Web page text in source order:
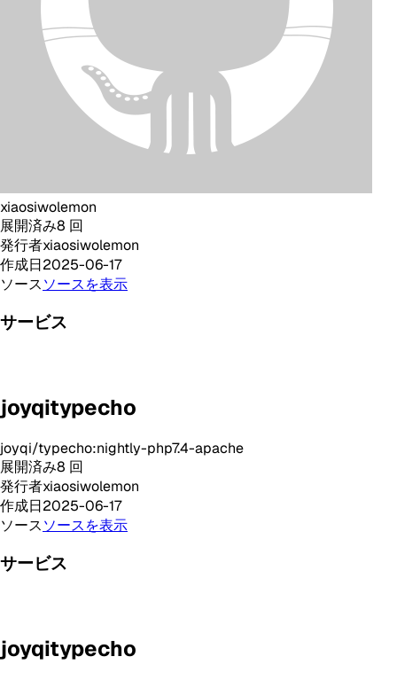
xiaosiwolemon
展開済み8 回
発行者xiaosiwolemon
作成日2025-06-17
ソースソースを表示
サービス
joyqitypecho
joyqi/typecho:nightly-php7.4-apache
展開済み8 回
発行者xiaosiwolemon
作成日2025-06-17
ソースソースを表示
サービス
joyqitypecho